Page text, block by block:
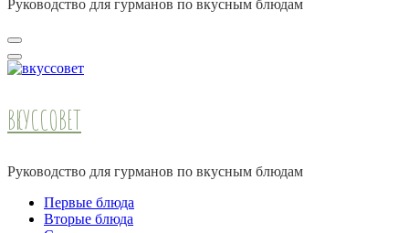
Руководство для гурманов по вкусным блюдам
ВКУССОВЕТ
Руководство для гурманов по вкусным блюдам
Первые блюда
Вторые блюда